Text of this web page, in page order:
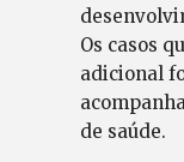
Os casos
adicional
de saúde.